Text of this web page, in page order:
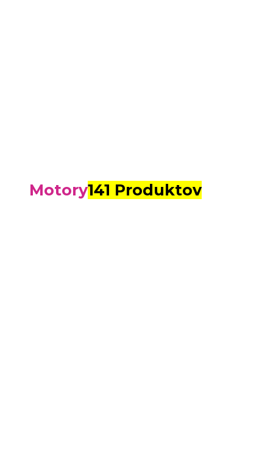
Motory141 Produktov